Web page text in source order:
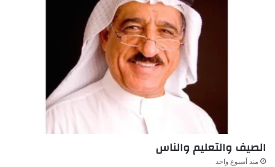
الصيف والتعليم والناس
منذ أسبوع واحد